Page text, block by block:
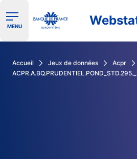
Ouvrir le menu de navigation
MENU
Accueil Jeux de données
Acpr